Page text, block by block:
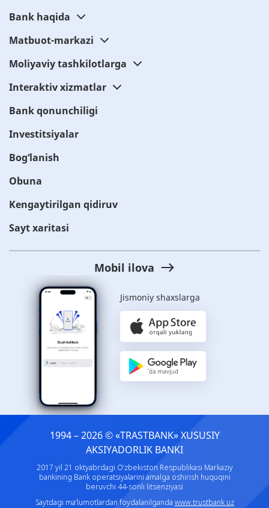
Bank haqida
Matbuot-markazi
Moliyaviy tashkilotlarga
Interaktiv xizmatlar
Bank qonunchiligi
Investitsiyalar
Bog‘lanish
Obuna
Kengaytirilgan qidiruv
Sayt xaritasi
Mobil ilova
Jismoniy shaxslarga
1994 – 2026 © «TRASTBANK» ХUSUSIY
AKSIYADORLIK BANKI
2017 yil 21 oktyabrdagi O‘zbekiston Respublikasi Markaziy
bankining Bank operatsiyalarini amalga oshirish huquqini
beruvchi 44-sonli litsenziyasi
Saytdagi ma’lumotlardan foydalanilganda www.trustbank.uz